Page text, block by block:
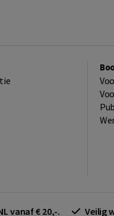
vanaf € 20,-. Veilig